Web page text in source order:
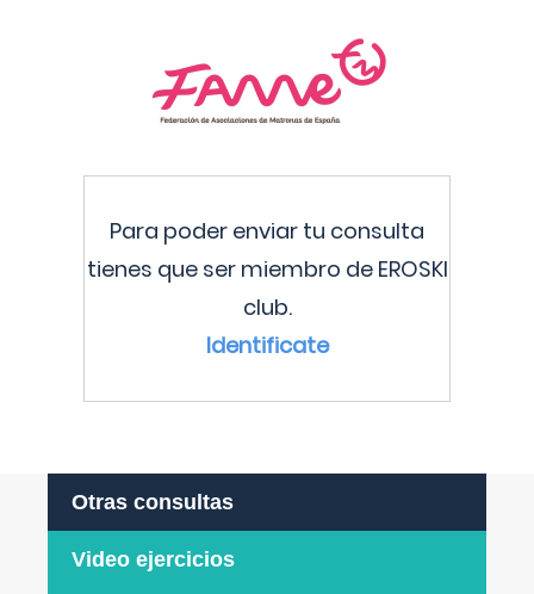
Para poder enviar tu consulta
tienes que ser miembro de EROSKI
club.
Identificate
Otras consultas
Video ejercicios